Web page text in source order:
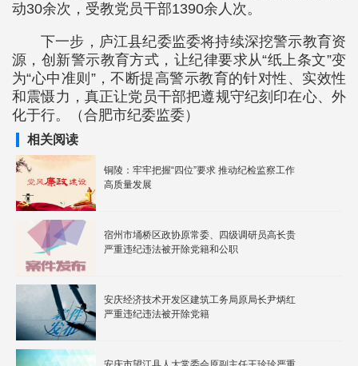
动30余次，受教党员干部1390余人次。
下一步，庐江县纪委监委将持续深挖警示教育资
源，创新警示教育方式，让纪律要求从“纸上条文”变
为“心中准则”，不断提高警示教育的针对性、实效性
和震慑力，真正让党员干部把遵规守纪刻印在心、外
化于行。（合肥市纪委监委）
相关阅读
铜陵：牢牢把握“四位”要求 推动纪检监察工作
高质量发展
宿州市埇桥区政协原常委、四级调研员高长贵
严重违纪违法被开除党籍和公职
安庆经济技术开发区建筑工务局原局长尹炳红
严重违纪违法被开除党籍